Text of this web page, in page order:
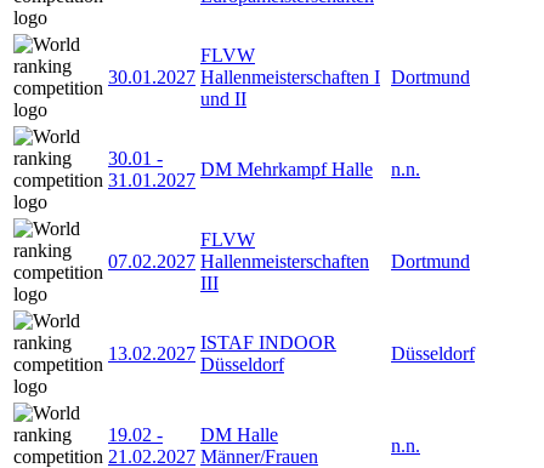
30.01.2027
FLVW
Hallenmeisterschaften I
und II
Dortmund
30.01 -
31.01.2027
DM Mehrkampf Halle n.n.
07.02.2027
FLVW
Hallenmeisterschaften
III
Dortmund
13.02.2027
ISTAF INDOOR
Düsseldorf
Düsseldorf
19.02 -
21.02.2027
DM Halle
Männer/Frauen
n.n.